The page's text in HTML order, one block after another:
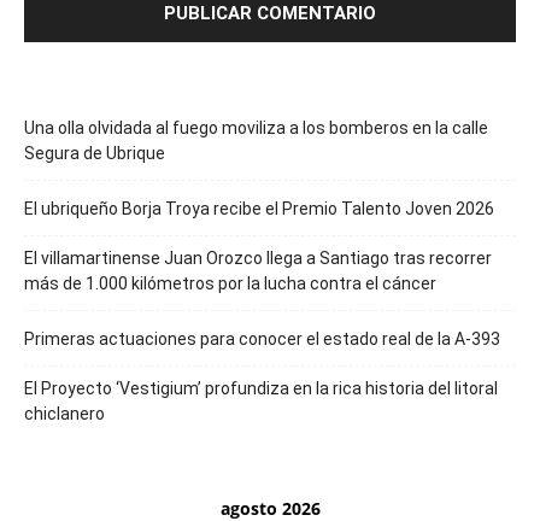
Una olla olvidada al fuego moviliza a los bomberos en la calle
Segura de Ubrique
El ubriqueño Borja Troya recibe el Premio Talento Joven 2026
El villamartinense Juan Orozco llega a Santiago tras recorrer
más de 1.000 kilómetros por la lucha contra el cáncer
Primeras actuaciones para conocer el estado real de la A-393
El Proyecto ‘Vestigium’ profundiza en la rica historia del litoral
chiclanero
agosto 2026